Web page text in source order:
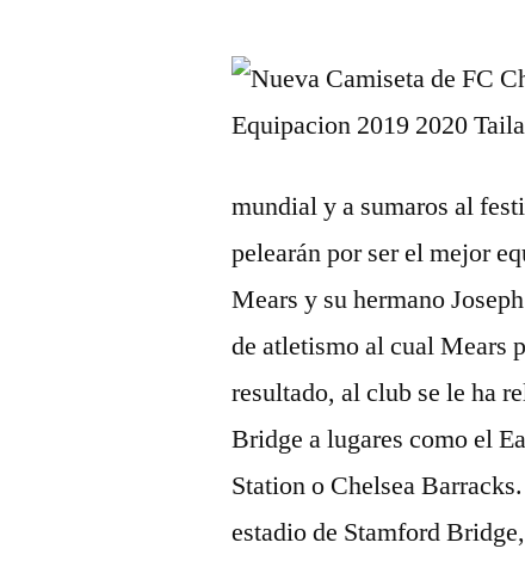
mundial y a sumaros al
pelearán por ser el mejor
Mears y su hermano
de atletismo al cual Mears
resultado, al club se le ha
Bridge a lugares como el
Station o Chelsea
estadio de Stamford